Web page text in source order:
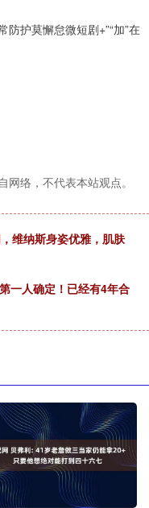
护莫懈怠微短剧+”“加”在
络，不代表本站观点。
维纳斯身姿优雅，肌肤
一人确定！已经有4年合